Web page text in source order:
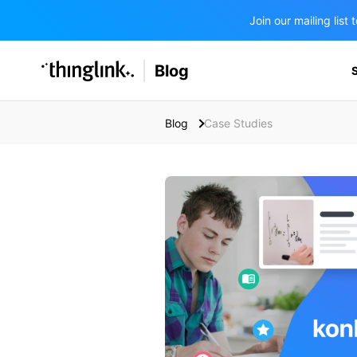
Join our mailing list
SOLUTIONS
Enterprise & Employee Training
BUSINESS/PUBLIC SECTOR
Blog
Blog Case Studies